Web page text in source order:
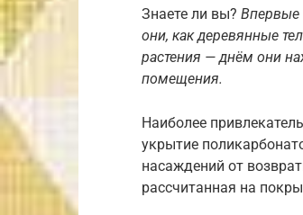
Знаете ли вы? Впервые
они, как деревянные
растения — днём они
помещения.
Наиболее
укрытие
насаждений от
рассчитанная на